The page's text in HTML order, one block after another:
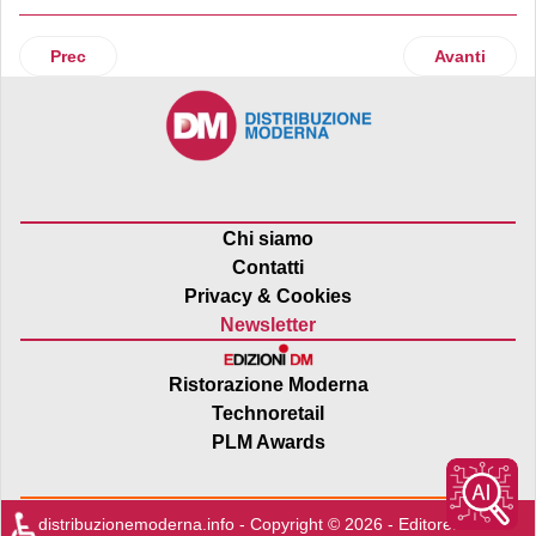
Articolo precedente: Just Eat e Caritas Ambrosiana
Prec Articolo
Avanti
Chi siamo
Contatti
Privacy & Cookies
Newsletter
Ristorazione Moderna
Technoretail
PLM Awards
distribuzionemoderna.info - Copyright © 2026 - Editore:Edra